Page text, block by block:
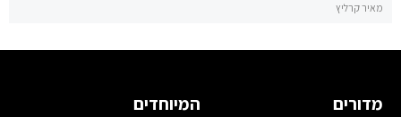
מאיר קרליץ
מדורים המיוחדים